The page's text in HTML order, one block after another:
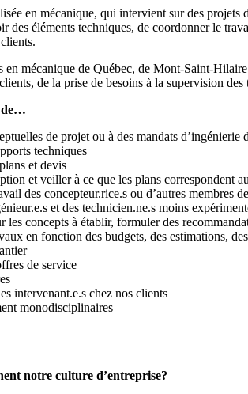
en mécanique, qui intervient sur des
des éléments techniques, de coordonner le
en mécanique de Québec, de Mont-Saint-
de la prise de besoins à la supervision
de…
de projet ou à des mandats d’ingénierie
techniques
et devis
et veiller à ce que les plans correspondent
des concepteur.rice.s ou d’autres membres
et des technicien.ne.s moins
les concepts à établir, formuler des
en fonction des budgets, des estimations,
de service
intervenant.e.s chez nos clients
monodisciplinaires
notre culture d’entreprise?